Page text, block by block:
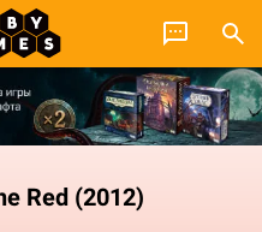
Red (2012)